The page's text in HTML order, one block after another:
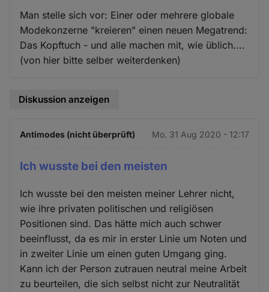
Man stelle sich vor: Einer oder mehrere globale
Modekonzerne "kreieren" einen neuen Megatrend:
Das Kopftuch - und alle machen mit, wie üblich....
(von hier bitte selber weiterdenken)
Diskussion anzeigen
Antimodes (nicht überprüft) Mo. 31 Aug 2020 - 12:17
Ich wusste bei den meisten
Ich wusste bei den meisten meiner Lehrer nicht,
wie ihre privaten politischen und religiösen
Positionen sind. Das hätte mich auch schwer
beeinflusst, da es mir in erster Linie um Noten und
in zweiter Linie um einen guten Umgang ging.
Kann ich der Person zutrauen neutral meine Arbeit
zu beurteilen, die sich selbst nicht zur Neutralität